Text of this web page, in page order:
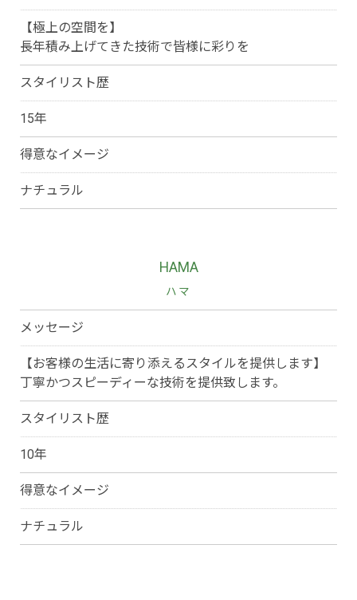
【極上の空間を】
長年積み上げてきた技術で皆様に彩りを
スタイリスト歴
15年
得意なイメージ
ナチュラル
HAMA
ハマ
メッセージ
【お客様の生活に寄り添えるスタイルを提供します】
丁寧かつスピーディーな技術を提供致します。
スタイリスト歴
10年
得意なイメージ
ナチュラル